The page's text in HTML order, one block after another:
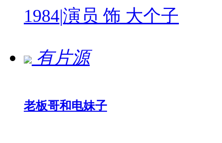
1984|演员 饰 大个子
有片源
老板哥和电妹子